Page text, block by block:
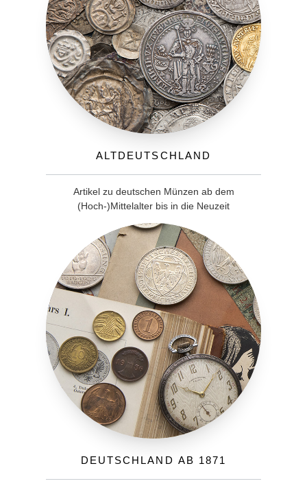
Altdeutschland
Artikel zu deutschen Münzen ab dem
(Hoch-)Mittelalter bis in die Neuzeit
Deutschland ab 1871